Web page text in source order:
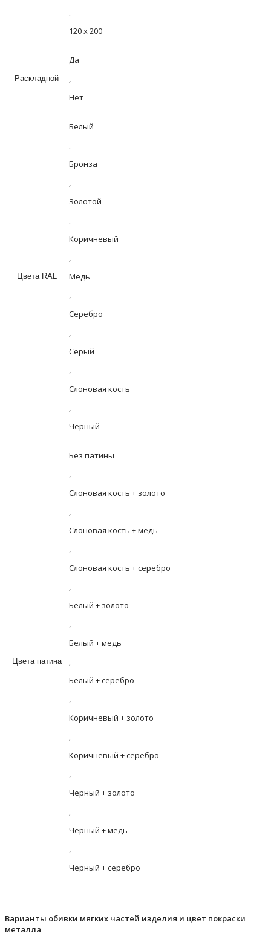
,
120 х 200
Раскладной
Да
,
Нет
Цвета RAL
Белый
,
Бронза
,
Золотой
,
Коричневый
,
Медь
,
Серебро
,
Серый
,
Слоновая кость
,
Черный
Цвета патина
Без патины
,
Слоновая кость + золото
,
Слоновая кость + медь
,
Слоновая кость + серебро
,
Белый + золото
,
Белый + медь
,
Белый + серебро
,
Коричневый + золото
,
Коричневый + серебро
,
Черный + золото
,
Черный + медь
,
Черный + серебро
Варианты обивки мягких частей изделия и цвет покраски
металла